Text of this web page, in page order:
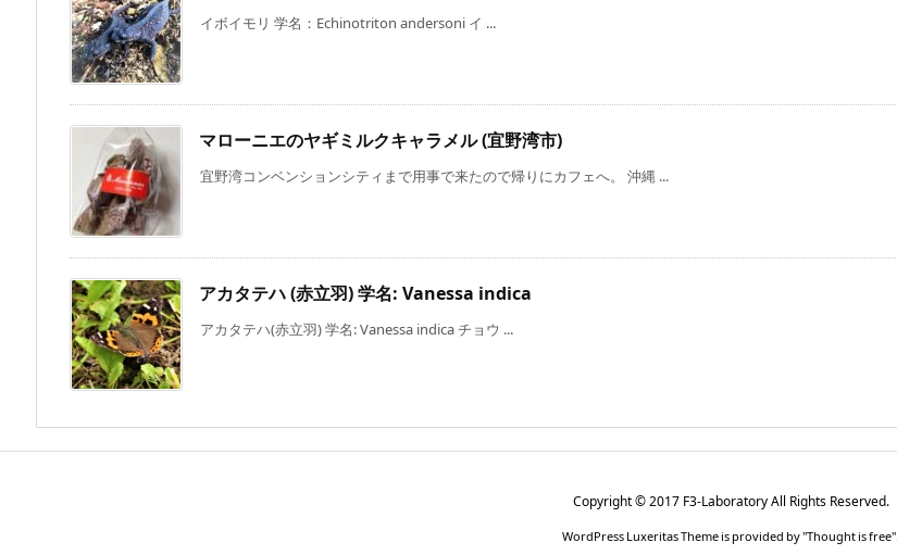
イボイモリ 学名：Echinotriton andersoni イ ...
マローニエのヤギミルクキャラメル (宜野湾市)
宜野湾コンベンションシティまで用事で来たので帰りにカフェへ。 沖縄 ...
アカタテハ (赤立羽) 学名: Vanessa indica
アカタテハ(赤立羽) 学名: Vanessa indica チョウ ...
Copyright ©2017 F3-LaboratoryAll Rights Reserved.
WordPress Luxeritas Theme is provided by "Thought is free".